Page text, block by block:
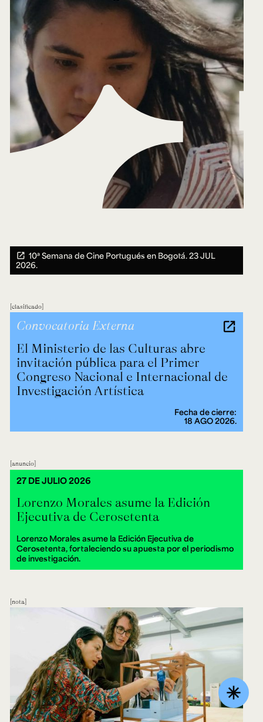
10ª Semana de Cine Portugués en Bogotá.23 JUL
2026.
clasificado
El Ministerio de las Culturas abre
invitación pública para el Primer
Congreso Nacional e Internacional de
Investigación Artística
Convocatoria Externa
Fecha de cierre:
18 AGO 2026.
anuncio
Lorenzo Morales asume la Edición
Ejecutiva de Cerosetenta
Lorenzo Morales asume la Edición Ejecutiva de
Cerosetenta, fortaleciendo su apuesta por el periodismo
de investigación.
27 DE JULIO 2026
nota
asterisk